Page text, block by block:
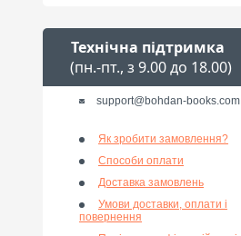
Технічна підтримка
(пн.-пт., з 9.00 до 18.00)
support@bohdan-books.com
Як зробити замовлення?
Способи оплати
Доставка замовлень
Умови доставки, оплати і
повернення